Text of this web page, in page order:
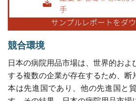
競合環境
日本の病院用品市場は、世界的およ
する複数の企業が存在するため、断
本は先進国であり、他の先進国と